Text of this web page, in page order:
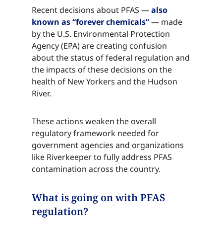
Recent decisions about PFAS — ​​​​‌ ‍ ​‍​‍‌‍ ‌ ​‍‌‍‍‌‌‍‌ ‌‍‍‌‌‍ ‍​‍​‍​ ‍‍​‍​‍‌ ​ ‌‍​‌‌‍ ‍‌‍‍‌‌ ‌​‌ ‍‌​‍ ‍‌‍‍‌‌‍ ​‍​‍​‍ ​​‍​‍‌‍‍​‌ ​‍‌‍‌‌‌‍‌‍​‍​‍​ ‍‍​‍​‍‌‍‍​‌ ‌​‌ ‌​‌ ​​‌ ​ ​ ‍‍​‍ ​‍ ‌‍​ ‌‍ ‌‌ ​ ​‍ ‍‌‍ ‌‌‍​‌‌‍‍‌‌‍ ‍​‍ ‍​ ​‍​ ​​​ ​‍​ ‌​‌ ​‍‌‍‌‌‌‍‌​‌‍‌‌‌ ​ ‌‍‍‌‌‍‌ ‌‍ ‍​‍ ‍‌ ​‍‌‍‍‌‌ ‌‍‌‍‌‌‌ ​‍‌‍‍ ‌‍‌‌‌‍‌‌‌ ​​‌‍‌‌‌ ​‍​‍ ‍‌‍ ‌ ​‍‌‍‌ ​‍ ‌‍‍‌‌‍ ‍‌ ‌​‌‍‌‌‌‍ ‍‌ ‌​​‍ ‌‍‌‌‌‍‌​‌‍‍‌‌ ‌​​‍ ‌‍ ‌‌‍ ‌‍‌​‌‍‌‌​ ‌‌ ​​‌ ​‍‌‍‌‌‌ ​ ‌‍‌‌‌‍ ‍‌ ‌​‌‍​‌‌ ‌​‌‍‍‌‌‍ ‌‍ ‍​ ‍ ‌‍‍‌‌‍‌​​ ‌‌‍​ ​ ​‍‌‍‌‍​ ​​​ ​‌‌‍​ ​ ‌ ​ ‌ ​‍ ‌‌‍​‍​ ‌​​ ​‌‌‍​‌​‍ ‌​ ‌​​ ‌​‌‍​‌​ ‌​​‍ ‌‌‍​‌​ ​​‌‍​‌‌‍‌‌​‍ ‌​ ‌‍​ ‌ ​ ‌‌‌‍​ ​ ‌​​ ‍​​ ‍‌​ ​‍​ ‌ ​ ​ ​ ​​​ ‌​​ ‍ ‌ ‌​‌ ‍‌‌ ​​‌‍‌‌​ ‌‌‍​‌‌ ​‍‌ ‌​‌‍‍‌‌‍​ ‌‍ ​‌‍‌‌​ ‍ ‌ ​​‌‍​‌‌ ‌​‌‍‍​​ ‌‌‍​ ‌‍ ‌‍ ‍‌ ‌​‌‍‌‌‌‍ ‍‌ ‌​​‍‌‌​ ‌‌‌​​‍‌‌ ‌‍‍ ‌‍‌‌‌ ‍‌​‍‌‌​ ​ ‌​‌​​‍‌‌​ ​ ‌​‌​​‍‌‌​ ​‍​ ​‍‌‍​‍‌‍‌​​ ‌‍​ ‌ ​ ‍​​ ‌‍​ ‌‌‌‍‌​​ ​‍​ ​‌​ ‌‍​ ​‌​‍‌‌​ ​‍​ ​‍​‍‌‌​ ‌‌‌​‌​​‍ ‍‌‍​ ‌‍‍​‌‍‍‌‌‍ ​‌‍‌​‌ ​‍‌‍‌‌‌‍ ‍​‍‌‌​ ‌‌‌​​‍‌‌ ‌‍‍ ‌‍‌‌‌ ‍‌​‍‌‌​ ​ ‌​‌​​‍‌‌​ ​ ‌​‌​​‍‌‌​ ​‍​ ​‍‌‍‌‌‌‍‌‍​ ‌‍‌‍‌‍​ ​​‌‍​‌‌‍​ ‌‍​‌​ ‍‌​ ​‌​ ‍‌​ ‌‍​‍‌‌​ ​‍​ ​‍​‍‌‌​ ‌‌‌​‌​​‍ ‍‌ ‌​‌‍‌‌‌ ‍​‌ ‌​​ ‌‍​‍‌‍​‌‌ ​ ‌‍‌‌‌‌‌‌‌ ​‍‌‍ ​​ ‌‌‍‍​‌ ‌​‌ ‌​‌ ​​‌ ​ ​‍‌‌​ ​ ‌​​‌​‍‌‌​ ​‍‌​‌‍​‍‌‌​ ​‍‌​‌‍‌‍​ ‌‍ ‌‌ ​ ​‍ ‍‌‍ ‌‌‍​‌‌‍‍‌‌‍ ‍​‍ ‍​ ​‍​ ​​​ ​‍​ ‌​‌ ​‍‌‍‌‌‌‍‌​‌‍‌‌‌ ​ ‌‍‍‌‌‍‌ ‌‍ ‍​‍ ‍‌ ​‍‌‍‍‌‌ ‌‍‌‍‌‌‌ ​‍‌‍‍ ‌‍‌‌‌‍‌‌‌ ​​‌‍‌‌‌ ​‍​‍ ‍‌‍ ‌ ​‍‌‍‌ ​‍‌‍‌‍‍‌‌‍‌​​ ‌‌‍​ ​ ​‍‌‍‌‍​ ​​​ ​‌‌‍​ ​ ‌ ​ ‌ ​‍ ‌‌‍​‍​ ‌​​ ​‌‌‍​‌​‍ ‌​ ‌​​ ‌​‌‍​‌​ ‌​​‍ ‌‌‍​‌​ ​​‌‍​‌‌‍‌‌​‍ ‌​ ‌‍​ ‌ ​ ‌‌‌‍​ ​ ‌​​ ‍​​ ‍‌​ ​‍​ ‌ ​ ​ ​ ​​​ ‌​​‍‌‍‌ ‌​‌ ‍‌‌ ​​‌‍‌‌​ ‌‌‍​‌‌ ​‍‌ ‌​‌‍‍‌‌‍​ ‌‍ ​‌‍‌‌​‍‌‍‌ ​​‌‍​‌‌ ‌​‌‍‍​​ ‌‌‍​ ‌‍ ‌‍ ‍‌ ‌​‌‍‌‌‌‍ ‍‌ ‌​​‍‌‌​ ‌‌‌​​‍‌‌ ‌‍‍ ‌‍‌‌‌ ‍‌​‍‌‌​ ​ ‌​‌​​‍‌‌​ ​ ‌​‌​​‍‌‌​ ​‍​ ​‍‌‍​‍‌‍‌​​ ‌‍​ ‌ ​ ‍​​ ‌‍​ ‌‌‌‍‌​​ ​‍​ ​‌​ ‌‍​ ​‌​‍‌‌​ ​‍​ ​‍​‍‌‌​ ‌‌‌​‌​​‍ ‍‌‍​ ‌‍‍​‌‍‍‌‌‍ ​‌‍‌​‌ ​‍‌‍‌‌‌‍ ‍​‍‌‌​ ‌‌‌​​‍‌‌ ‌‍‍ ‌‍‌‌‌ ‍‌​‍‌‌​ ​ ‌​‌​​‍‌‌​ ​ ‌​‌​​‍‌‌​ ​‍​ ​‍‌‍‌‌‌‍‌‍​ ‌‍‌‍‌‍​ ​​‌‍​‌‌‍​ ‌‍​‌​ ‍‌​ ​‌​ ‍‌​ ‌‍​‍‌‌​ ​‍​ ​‍​‍‌‌​ ‌‌‌​‌​​‍ ‍‌ ‌​‌‍‌‌‌ ‍​‌ ‌​​‍‌‍‌ ​​‌‍‌‌‌ ​‍‌ ​ ‌ ​​‌‍‌‌‌‍​ ‌ ‌​‌‍‍‌‌ ‌‍‌‍‌‌​ ‌‌ ​​‌ ‌‌‌‍​‍‌‍ ​‌‍‍‌‌ ​ ‌‍‍​‌‍‌‌‌‍‌​​‍​‍‌ ‌also
known as “forever chemicals”​​​​‌ ‍ ​‍​‍‌‍ ‌ ​‍‌‍‍‌‌‍‌ ‌‍‍‌‌‍ ‍​‍​‍​ ‍‍​‍​‍‌ ​ ‌‍​‌‌‍ ‍‌‍‍‌‌ ‌​‌ ‍‌​‍ ‍‌‍‍‌‌‍ ​‍​‍​‍ ​​‍​‍‌‍‍​‌ ​‍‌‍‌‌‌‍‌‍​‍​‍​ ‍‍​‍​‍‌‍‍​‌ ‌​‌ ‌​‌ ​​‌ ​ ​ ‍‍​‍ ​‍ ‌‍​ ‌‍ ‌‌ ​ ​‍ ‍‌‍ ‌‌‍​‌‌‍‍‌‌‍ ‍​‍ ‍​ ​‍​ ​​​ ​‍​ ‌​‌ ​‍‌‍‌‌‌‍‌​‌‍‌‌‌ ​ ‌‍‍‌‌‍‌ ‌‍ ‍​‍ ‍‌ ​‍‌‍‍‌‌ ‌‍‌‍‌‌‌ ​‍‌‍‍ ‌‍‌‌‌‍‌‌‌ ​​‌‍‌‌‌ ​‍​‍ ‍‌‍ ‌ ​‍‌‍‌ ​‍ ‌‍‍‌‌‍ ‍‌ ‌​‌‍‌‌‌‍ ‍‌ ‌​​‍ ‌‍‌‌‌‍‌​‌‍‍‌‌ ‌​​‍ ‌‍ ‌‌‍ ‌‍‌​‌‍‌‌​ ‌‌ ​​‌ ​‍‌‍‌‌‌ ​ ‌‍‌‌‌‍ ‍‌ ‌​‌‍​‌‌ ‌​‌‍‍‌‌‍ ‌‍ ‍​ ‍ ‌‍‍‌‌‍‌​​ ‌‌‍​ ​ ​‍‌‍‌‍​ ​​​ ​‌‌‍​ ​ ‌ ​ ‌ ​‍ ‌‌‍​‍​ ‌​​ ​‌‌‍​‌​‍ ‌​ ‌​​ ‌​‌‍​‌​ ‌​​‍ ‌‌‍​‌​ ​​‌‍​‌‌‍‌‌​‍ ‌​ ‌‍​ ‌ ​ ‌‌‌‍​ ​ ‌​​ ‍​​ ‍‌​ ​‍​ ‌ ​ ​ ​ ​​​ ‌​​ ‍ ‌ ‌​‌ ‍‌‌ ​​‌‍‌‌​ ‌‌‍​‌‌ ​‍‌ ‌​‌‍‍‌‌‍​ ‌‍ ​‌‍‌‌​ ‍ ‌ ​​‌‍​‌‌ ‌​‌‍‍​​ ‌‌‍​ ‌‍ ‌‍ ‍‌ ‌​‌‍‌‌‌‍ ‍‌ ‌​​‍‌‌​ ‌‌‌​​‍‌‌ ‌‍‍ ‌‍‌‌‌ ‍‌​‍‌‌​ ​ ‌​‌​​‍‌‌​ ​ ‌​‌​​‍‌‌​ ​‍​ ​‍‌‍​‍‌‍‌​​ ‌‍​ ‌ ​ ‍​​ ‌‍​ ‌‌‌‍‌​​ ​‍​ ​‌​ ‌‍​ ​‌​‍‌‌​ ​‍​ ​‍​‍‌‌​ ‌‌‌​‌​​‍ ‍‌‍​ ‌‍‍​‌‍‍‌‌‍ ​‌‍‌​‌ ​‍‌‍‌‌‌‍ ‍​‍‌‌​ ‌‌‌​​‍‌‌ ‌‍‍ ‌‍‌‌‌ ‍‌​‍‌‌​ ​ ‌​‌​​‍‌‌​ ​ ‌​‌​​‍‌‌​ ​‍​ ​‍​ ‍‌‌‍‌‍​ ‌‌​ ​‍​ ‍‌​ ‍‌​ ​ ‌‍​ ‌‍​ ‌‍​‍‌‍‌‍‌‍​ ​‍‌‌​ ​‍​ ​‍​‍‌‌​ ‌‌‌​‌​​‍ ‍‌ ‌​‌‍‌‌‌ ‍​‌ ‌​​ ‌‍​‍‌‍​‌‌ ​ ‌‍‌‌‌‌‌‌‌ ​‍‌‍ ​​ ‌‌‍‍​‌ ‌​‌ ‌​‌ ​​‌ ​ ​‍‌‌​ ​ ‌​​‌​‍‌‌​ ​‍‌​‌‍​‍‌‌​ ​‍‌​‌‍‌‍​ ‌‍ ‌‌ ​ ​‍ ‍‌‍ ‌‌‍​‌‌‍‍‌‌‍ ‍​‍ ‍​ ​‍​ ​​​ ​‍​ ‌​‌ ​‍‌‍‌‌‌‍‌​‌‍‌‌‌ ​ ‌‍‍‌‌‍‌ ‌‍ ‍​‍ ‍‌ ​‍‌‍‍‌‌ ‌‍‌‍‌‌‌ ​‍‌‍‍ ‌‍‌‌‌‍‌‌‌ ​​‌‍‌‌‌ ​‍​‍ ‍‌‍ ‌ ​‍‌‍‌ ​‍‌‍‌‍‍‌‌‍‌​​ ‌‌‍​ ​ ​‍‌‍‌‍​ ​​​ ​‌‌‍​ ​ ‌ ​ ‌ ​‍ ‌‌‍​‍​ ‌​​ ​‌‌‍​‌​‍ ‌​ ‌​​ ‌​‌‍​‌​ ‌​​‍ ‌‌‍​‌​ ​​‌‍​‌‌‍‌‌​‍ ‌​ ‌‍​ ‌ ​ ‌‌‌‍​ ​ ‌​​ ‍​​ ‍‌​ ​‍​ ‌ ​ ​ ​ ​​​ ‌​​‍‌‍‌ ‌​‌ ‍‌‌ ​​‌‍‌‌​ ‌‌‍​‌‌ ​‍‌ ‌​‌‍‍‌‌‍​ ‌‍ ​‌‍‌‌​‍‌‍‌ ​​‌‍​‌‌ ‌​‌‍‍​​ ‌‌‍​ ‌‍ ‌‍ ‍‌ ‌​‌‍‌‌‌‍ ‍‌ ‌​​‍‌‌​ ‌‌‌​​‍‌‌ ‌‍‍ ‌‍‌‌‌ ‍‌​‍‌‌​ ​ ‌​‌​​‍‌‌​ ​ ‌​‌​​‍‌‌​ ​‍​ ​‍‌‍​‍‌‍‌​​ ‌‍​ ‌ ​ ‍​​ ‌‍​ ‌‌‌‍‌​​ ​‍​ ​‌​ ‌‍​ ​‌​‍‌‌​ ​‍​ ​‍​‍‌‌​ ‌‌‌​‌​​‍ ‍‌‍​ ‌‍‍​‌‍‍‌‌‍ ​‌‍‌​‌ ​‍‌‍‌‌‌‍ ‍​‍‌‌​ ‌‌‌​​‍‌‌ ‌‍‍ ‌‍‌‌‌ ‍‌​‍‌‌​ ​ ‌​‌​​‍‌‌​ ​ ‌​‌​​‍‌‌​ ​‍​ ​‍​ ‍‌‌‍‌‍​ ‌‌​ ​‍​ ‍‌​ ‍‌​ ​ ‌‍​ ‌‍​ ‌‍​‍‌‍‌‍‌‍​ ​‍‌‌​ ​‍​ ​‍​‍‌‌​ ‌‌‌​‌​​‍ ‍‌ ‌​‌‍‌‌‌ ‍​‌ ‌​​‍‌‍‌ ​​‌‍‌‌‌ ​‍‌ ​ ‌ ​​‌‍‌‌‌‍​ ‌ ‌​‌‍‍‌‌ ‌‍‌‍‌‌​ ‌‌ ​​‌ ‌‌‌‍​‍‌‍ ​‌‍‍‌‌ ​ ‌‍‍​‌‍‌‌‌‍‌​​‍​‍‌ ‌— made
by the U.S. Environmental Protection
Agency (EPA) are creating confusion
about the status of federal regulation and
the impacts of these decisions on the
health of New Yorkers and the Hudson
River.​​​​‌ ‍ ​‍​‍‌‍ ‌ ​‍‌‍‍‌‌‍‌ ‌‍‍‌‌‍ ‍​‍​‍​ ‍‍​‍​‍‌ ​ ‌‍​‌‌‍ ‍‌‍‍‌‌ ‌​‌ ‍‌​‍ ‍‌‍‍‌‌‍ ​‍​‍​‍ ​​‍​‍‌‍‍​‌ ​‍‌‍‌‌‌‍‌‍​‍​‍​ ‍‍​‍​‍‌‍‍​‌ ‌​‌ ‌​‌ ​​‌ ​ ​ ‍‍​‍ ​‍ ‌‍​ ‌‍ ‌‌ ​ ​‍ ‍‌‍ ‌‌‍​‌‌‍‍‌‌‍ ‍​‍ ‍​ ​‍​ ​​​ ​‍​ ‌​‌ ​‍‌‍‌‌‌‍‌​‌‍‌‌‌ ​ ‌‍‍‌‌‍‌ ‌‍ ‍​‍ ‍‌ ​‍‌‍‍‌‌ ‌‍‌‍‌‌‌ ​‍‌‍‍ ‌‍‌‌‌‍‌‌‌ ​​‌‍‌‌‌ ​‍​‍ ‍‌‍ ‌ ​‍‌‍‌ ​‍ ‌‍‍‌‌‍ ‍‌ ‌​‌‍‌‌‌‍ ‍‌ ‌​​‍ ‌‍‌‌‌‍‌​‌‍‍‌‌ ‌​​‍ ‌‍ ‌‌‍ ‌‍‌​‌‍‌‌​ ‌‌ ​​‌ ​‍‌‍‌‌‌ ​ ‌‍‌‌‌‍ ‍‌ ‌​‌‍​‌‌ ‌​‌‍‍‌‌‍ ‌‍ ‍​ ‍ ‌‍‍‌‌‍‌​​ ‌‌‍​ ​ ​‍‌‍‌‍​ ​​​ ​‌‌‍​ ​ ‌ ​ ‌ ​‍ ‌‌‍​‍​ ‌​​ ​‌‌‍​‌​‍ ‌​ ‌​​ ‌​‌‍​‌​ ‌​​‍ ‌‌‍​‌​ ​​‌‍​‌‌‍‌‌​‍ ‌​ ‌‍​ ‌ ​ ‌‌‌‍​ ​ ‌​​ ‍​​ ‍‌​ ​‍​ ‌ ​ ​ ​ ​​​ ‌​​ ‍ ‌ ‌​‌ ‍‌‌ ​​‌‍‌‌​ ‌‌‍​‌‌ ​‍‌ ‌​‌‍‍‌‌‍​ ‌‍ ​‌‍‌‌​ ‍ ‌ ​​‌‍​‌‌ ‌​‌‍‍​​ ‌‌‍​ ‌‍ ‌‍ ‍‌ ‌​‌‍‌‌‌‍ ‍‌ ‌​​‍‌‌​ ‌‌‌​​‍‌‌ ‌‍‍ ‌‍‌‌‌ ‍‌​‍‌‌​ ​ ‌​‌​​‍‌‌​ ​ ‌​‌​​‍‌‌​ ​‍​ ​‍‌‍​‍‌‍‌​​ ‌‍​ ‌ ​ ‍​​ ‌‍​ ‌‌‌‍‌​​ ​‍​ ​‌​ ‌‍​ ​‌​‍‌‌​ ​‍​ ​‍​‍‌‌​ ‌‌‌​‌​​‍ ‍‌‍​ ‌‍‍​‌‍‍‌‌‍ ​‌‍‌​‌ ​‍‌‍‌‌‌‍ ‍​‍‌‌​ ‌‌‌​​‍‌‌ ‌‍‍ ‌‍‌‌‌ ‍‌​‍‌‌​ ​ ‌​‌​​‍‌‌​ ​ ‌​‌​​‍‌‌​ ​‍​ ​‍​ ​​​ ‍‌​ ‍​​ ‍​​ ‍‌​ ‌‌​ ‌‍​ ‌‍​ ​‍​ ‌​​ ‍​​ ​ ​‍‌‌​ ​‍​ ​‍​‍‌‌​ ‌‌‌​‌​​‍ ‍‌ ‌​‌‍‌‌‌ ‍​‌ ‌​​ ‌‍​‍‌‍​‌‌ ​ ‌‍‌‌‌‌‌‌‌ ​‍‌‍ ​​ ‌‌‍‍​‌ ‌​‌ ‌​‌ ​​‌ ​ ​‍‌‌​ ​ ‌​​‌​‍‌‌​ ​‍‌​‌‍​‍‌‌​ ​‍‌​‌‍‌‍​ ‌‍ ‌‌ ​ ​‍ ‍‌‍ ‌‌‍​‌‌‍‍‌‌‍ ‍​‍ ‍​ ​‍​ ​​​ ​‍​ ‌​‌ ​‍‌‍‌‌‌‍‌​‌‍‌‌‌ ​ ‌‍‍‌‌‍‌ ‌‍ ‍​‍ ‍‌ ​‍‌‍‍‌‌ ‌‍‌‍‌‌‌ ​‍‌‍‍ ‌‍‌‌‌‍‌‌‌ ​​‌‍‌‌‌ ​‍​‍ ‍‌‍ ‌ ​‍‌‍‌ ​‍‌‍‌‍‍‌‌‍‌​​ ‌‌‍​ ​ ​‍‌‍‌‍​ ​​​ ​‌‌‍​ ​ ‌ ​ ‌ ​‍ ‌‌‍​‍​ ‌​​ ​‌‌‍​‌​‍ ‌​ ‌​​ ‌​‌‍​‌​ ‌​​‍ ‌‌‍​‌​ ​​‌‍​‌‌‍‌‌​‍ ‌​ ‌‍​ ‌ ​ ‌‌‌‍​ ​ ‌​​ ‍​​ ‍‌​ ​‍​ ‌ ​ ​ ​ ​​​ ‌​​‍‌‍‌ ‌​‌ ‍‌‌ ​​‌‍‌‌​ ‌‌‍​‌‌ ​‍‌ ‌​‌‍‍‌‌‍​ ‌‍ ​‌‍‌‌​‍‌‍‌ ​​‌‍​‌‌ ‌​‌‍‍​​ ‌‌‍​ ‌‍ ‌‍ ‍‌ ‌​‌‍‌‌‌‍ ‍‌ ‌​​‍‌‌​ ‌‌‌​​‍‌‌ ‌‍‍ ‌‍‌‌‌ ‍‌​‍‌‌​ ​ ‌​‌​​‍‌‌​ ​ ‌​‌​​‍‌‌​ ​‍​ ​‍‌‍​‍‌‍‌​​ ‌‍​ ‌ ​ ‍​​ ‌‍​ ‌‌‌‍‌​​ ​‍​ ​‌​ ‌‍​ ​‌​‍‌‌​ ​‍​ ​‍​‍‌‌​ ‌‌‌​‌​​‍ ‍‌‍​ ‌‍‍​‌‍‍‌‌‍ ​‌‍‌​‌ ​‍‌‍‌‌‌‍ ‍​‍‌‌​ ‌‌‌​​‍‌‌ ‌‍‍ ‌‍‌‌‌ ‍‌​‍‌‌​ ​ ‌​‌​​‍‌‌​ ​ ‌​‌​​‍‌‌​ ​‍​ ​‍​ ​​​ ‍‌​ ‍​​ ‍​​ ‍‌​ ‌‌​ ‌‍​ ‌‍​ ​‍​ ‌​​ ‍​​ ​ ​‍‌‌​ ​‍​ ​‍​‍‌‌​ ‌‌‌​‌​​‍ ‍‌ ‌​‌‍‌‌‌ ‍​‌ ‌​​‍‌‍‌ ​​‌‍‌‌‌ ​‍‌ ​ ‌ ​​‌‍‌‌‌‍​ ‌ ‌​‌‍‍‌‌ ‌‍‌‍‌‌​ ‌‌ ​​‌ ‌‌‌‍​‍‌‍ ​‌‍‍‌‌ ​ ‌‍‍​‌‍‌‌‌‍‌​​‍​‍‌ ‌
These actions weaken the overall
regulatory framework needed for
government agencies and organizations
like Riverkeeper to fully address PFAS
contamination across the country.​​​​‌ ‍ ​‍​‍‌‍ ‌ ​‍‌‍‍‌‌‍‌ ‌‍‍‌‌‍ ‍​‍​‍​ ‍‍​‍​‍‌ ​ ‌‍​‌‌‍ ‍‌‍‍‌‌ ‌​‌ ‍‌​‍ ‍‌‍‍‌‌‍ ​‍​‍​‍ ​​‍​‍‌‍‍​‌ ​‍‌‍‌‌‌‍‌‍​‍​‍​ ‍‍​‍​‍‌‍‍​‌ ‌​‌ ‌​‌ ​​‌ ​ ​ ‍‍​‍ ​‍ ‌‍​ ‌‍ ‌‌ ​ ​‍ ‍‌‍ ‌‌‍​‌‌‍‍‌‌‍ ‍​‍ ‍​ ​‍​ ​​​ ​‍​ ‌​‌ ​‍‌‍‌‌‌‍‌​‌‍‌‌‌ ​ ‌‍‍‌‌‍‌ ‌‍ ‍​‍ ‍‌ ​‍‌‍‍‌‌ ‌‍‌‍‌‌‌ ​‍‌‍‍ ‌‍‌‌‌‍‌‌‌ ​​‌‍‌‌‌ ​‍​‍ ‍‌‍ ‌ ​‍‌‍‌ ​‍ ‌‍‍‌‌‍ ‍‌ ‌​‌‍‌‌‌‍ ‍‌ ‌​​‍ ‌‍‌‌‌‍‌​‌‍‍‌‌ ‌​​‍ ‌‍ ‌‌‍ ‌‍‌​‌‍‌‌​ ‌‌ ​​‌ ​‍‌‍‌‌‌ ​ ‌‍‌‌‌‍ ‍‌ ‌​‌‍​‌‌ ‌​‌‍‍‌‌‍ ‌‍ ‍​ ‍ ‌‍‍‌‌‍‌​​ ‌‌‍​ ​ ​‍‌‍‌‍​ ​​​ ​‌‌‍​ ​ ‌ ​ ‌ ​‍ ‌‌‍​‍​ ‌​​ ​‌‌‍​‌​‍ ‌​ ‌​​ ‌​‌‍​‌​ ‌​​‍ ‌‌‍​‌​ ​​‌‍​‌‌‍‌‌​‍ ‌​ ‌‍​ ‌ ​ ‌‌‌‍​ ​ ‌​​ ‍​​ ‍‌​ ​‍​ ‌ ​ ​ ​ ​​​ ‌​​ ‍ ‌ ‌​‌ ‍‌‌ ​​‌‍‌‌​ ‌‌‍​‌‌ ​‍‌ ‌​‌‍‍‌‌‍​ ‌‍ ​‌‍‌‌​ ‍ ‌ ​​‌‍​‌‌ ‌​‌‍‍​​ ‌‌‍​ ‌‍ ‌‍ ‍‌ ‌​‌‍‌‌‌‍ ‍‌ ‌​​‍‌‌​ ‌‌‌​​‍‌‌ ‌‍‍ ‌‍‌‌‌ ‍‌​‍‌‌​ ​ ‌​‌​​‍‌‌​ ​ ‌​‌​​‍‌‌​ ​‍​ ​‍‌‍​‌‌‍​‌​ ‍‌​ ​ ​ ‌‍‌‍‌‍​ ‍​​ ‌ ​ ‍​​ ‍‌‌‍​‌​ ‌‍​‍‌‌​ ​‍​ ​‍​‍‌‌​ ‌‌‌​‌​​‍ ‍‌‍​ ‌‍‍​‌‍‍‌‌‍ ​‌‍‌​‌ ​‍‌‍‌‌‌‍ ‍​‍‌‌​ ‌‌‌​​‍‌‌ ‌‍‍ ‌‍‌‌‌ ‍‌​‍‌‌​ ​ ‌​‌​​‍‌‌​ ​ ‌​‌​​‍‌‌​ ​‍​ ​‍​ ‌ ​ ​ ‌‍​ ‌‍‌‍‌‍‌‌‌‍‌​​ ​​​ ​‌​ ‌​​ ​‌​ ​ ​ ​ ​‍‌‌​ ​‍​ ​‍​‍‌‌​ ‌‌‌​‌​​‍ ‍‌ ‌​‌‍‌‌‌ ‍​‌ ‌​​ ‌‍​‍‌‍​‌‌ ​ ‌‍‌‌‌‌‌‌‌ ​‍‌‍ ​​ ‌‌‍‍​‌ ‌​‌ ‌​‌ ​​‌ ​ ​‍‌‌​ ​ ‌​​‌​‍‌‌​ ​‍‌​‌‍​‍‌‌​ ​‍‌​‌‍‌‍​ ‌‍ ‌‌ ​ ​‍ ‍‌‍ ‌‌‍​‌‌‍‍‌‌‍ ‍​‍ ‍​ ​‍​ ​​​ ​‍​ ‌​‌ ​‍‌‍‌‌‌‍‌​‌‍‌‌‌ ​ ‌‍‍‌‌‍‌ ‌‍ ‍​‍ ‍‌ ​‍‌‍‍‌‌ ‌‍‌‍‌‌‌ ​‍‌‍‍ ‌‍‌‌‌‍‌‌‌ ​​‌‍‌‌‌ ​‍​‍ ‍‌‍ ‌ ​‍‌‍‌ ​‍‌‍‌‍‍‌‌‍‌​​ ‌‌‍​ ​ ​‍‌‍‌‍​ ​​​ ​‌‌‍​ ​ ‌ ​ ‌ ​‍ ‌‌‍​‍​ ‌​​ ​‌‌‍​‌​‍ ‌​ ‌​​ ‌​‌‍​‌​ ‌​​‍ ‌‌‍​‌​ ​​‌‍​‌‌‍‌‌​‍ ‌​ ‌‍​ ‌ ​ ‌‌‌‍​ ​ ‌​​ ‍​​ ‍‌​ ​‍​ ‌ ​ ​ ​ ​​​ ‌​​‍‌‍‌ ‌​‌ ‍‌‌ ​​‌‍‌‌​ ‌‌‍​‌‌ ​‍‌ ‌​‌‍‍‌‌‍​ ‌‍ ​‌‍‌‌​‍‌‍‌ ​​‌‍​‌‌ ‌​‌‍‍​​ ‌‌‍​ ‌‍ ‌‍ ‍‌ ‌​‌‍‌‌‌‍ ‍‌ ‌​​‍‌‌​ ‌‌‌​​‍‌‌ ‌‍‍ ‌‍‌‌‌ ‍‌​‍‌‌​ ​ ‌​‌​​‍‌‌​ ​ ‌​‌​​‍‌‌​ ​‍​ ​‍‌‍​‌‌‍​‌​ ‍‌​ ​ ​ ‌‍‌‍‌‍​ ‍​​ ‌ ​ ‍​​ ‍‌‌‍​‌​ ‌‍​‍‌‌​ ​‍​ ​‍​‍‌‌​ ‌‌‌​‌​​‍ ‍‌‍​ ‌‍‍​‌‍‍‌‌‍ ​‌‍‌​‌ ​‍‌‍‌‌‌‍ ‍​‍‌‌​ ‌‌‌​​‍‌‌ ‌‍‍ ‌‍‌‌‌ ‍‌​‍‌‌​ ​ ‌​‌​​‍‌‌​ ​ ‌​‌​​‍‌‌​ ​‍​ ​‍​ ‌ ​ ​ ‌‍​ ‌‍‌‍‌‍‌‌‌‍‌​​ ​​​ ​‌​ ‌​​ ​‌​ ​ ​ ​ ​‍‌‌​ ​‍​ ​‍​‍‌‌​ ‌‌‌​‌​​‍ ‍‌ ‌​‌‍‌‌‌ ‍​‌ ‌​​‍‌‍‌ ​​‌‍‌‌‌ ​‍‌ ​ ‌ ​​‌‍‌‌‌‍​ ‌ ‌​‌‍‍‌‌ ‌‍‌‍‌‌​ ‌‌ ​​‌ ‌‌‌‍​‍‌‍ ​‌‍‍‌‌ ​ ‌‍‍​‌‍‌‌‌‍‌​​‍​‍‌ ‌
What is going on with PFAS
regulation?​​​​‌ ‍ ​‍​‍‌‍ ‌ ​‍‌‍‍‌‌‍‌ ‌‍‍‌‌‍ ‍​‍​‍​ ‍‍​‍​‍‌ ​ ‌‍​‌‌‍ ‍‌‍‍‌‌ ‌​‌ ‍‌​‍ ‍‌‍‍‌‌‍ ​‍​‍​‍ ​​‍​‍‌‍‍​‌ ​‍‌‍‌‌‌‍‌‍​‍​‍​ ‍‍​‍​‍‌‍‍​‌ ‌​‌ ‌​‌ ​​‌ ​ ​ ‍‍​‍ ​‍ ‌‍​ ‌‍ ‌‌ ​ ​‍ ‍‌‍ ‌‌‍​‌‌‍‍‌‌‍ ‍​‍ ‍​ ​‍​ ​​​ ​‍​ ‌​‌ ​‍‌‍‌‌‌‍‌​‌‍‌‌‌ ​ ‌‍‍‌‌‍‌ ‌‍ ‍​‍ ‍‌ ​‍‌‍‍‌‌ ‌‍‌‍‌‌‌ ​‍‌‍‍ ‌‍‌‌‌‍‌‌‌ ​​‌‍‌‌‌ ​‍​‍ ‍‌‍ ‌ ​‍‌‍‌ ​‍ ‌‍‍‌‌‍ ‍‌ ‌​‌‍‌‌‌‍ ‍‌ ‌​​‍ ‌‍‌‌‌‍‌​‌‍‍‌‌ ‌​​‍ ‌‍ ‌‌‍ ‌‍‌​‌‍‌‌​ ‌‌ ​​‌ ​‍‌‍‌‌‌ ​ ‌‍‌‌‌‍ ‍‌ ‌​‌‍​‌‌ ‌​‌‍‍‌‌‍ ‌‍ ‍​ ‍ ‌‍‍‌‌‍‌​​ ‌‌‍​ ​ ​‍‌‍‌‍​ ​​​ ​‌‌‍​ ​ ‌ ​ ‌ ​‍ ‌‌‍​‍​ ‌​​ ​‌‌‍​‌​‍ ‌​ ‌​​ ‌​‌‍​‌​ ‌​​‍ ‌‌‍​‌​ ​​‌‍​‌‌‍‌‌​‍ ‌​ ‌‍​ ‌ ​ ‌‌‌‍​ ​ ‌​​ ‍​​ ‍‌​ ​‍​ ‌ ​ ​ ​ ​​​ ‌​​ ‍ ‌ ‌​‌ ‍‌‌ ​​‌‍‌‌​ ‌‌‍​‌‌ ​‍‌ ‌​‌‍‍‌‌‍​ ‌‍ ​‌‍‌‌​ ‍ ‌ ​​‌‍​‌‌ ‌​‌‍‍​​ ‌‌‍​ ‌‍ ‌‍ ‍‌ ‌​‌‍‌‌‌‍ ‍‌ ‌​​‍‌‌​ ‌‌‌​​‍‌‌ ‌‍‍ ‌‍‌‌‌ ‍‌​‍‌‌​ ​ ‌​‌​​‍‌‌​ ​ ‌​‌​​‍‌‌​ ​‍​ ​‍​ ​ ​ ‌​‌‍‌‌​ ​​​ ​​​ ​‌‌‍‌​‌‍‌​​ ‍‌‌‍​ ‌‍​ ‌‍​‌​‍‌‌​ ​‍​ ​‍​‍‌‌​ ‌‌‌​‌​​‍ ‍‌‍​ ‌‍‍​‌‍‍‌‌‍ ​‌‍‌​‌ ​‍‌‍‌‌‌‍ ‍​‍‌‌​ ‌‌‌​​‍‌‌ ‌‍‍ ‌‍‌‌‌ ‍‌​‍‌‌​ ​ ‌​‌​​‍‌‌​ ​ ‌​‌​​‍‌‌​ ​‍​ ​‍‌‍​‌​ ​ ​ ‌‌​ ​​​ ​​​ ​​​ ‌​​ ​‌​ ‌‍​ ​ ‌‍​‍​ ‌​​‍‌‌​ ​‍​ ​‍​‍‌‌​ ‌‌‌​‌​​‍ ‍‌ ‌​‌‍‌‌‌ ‍​‌ ‌​​ ‌‍​‍‌‍​‌‌ ​ ‌‍‌‌‌‌‌‌‌ ​‍‌‍ ​​ ‌‌‍‍​‌ ‌​‌ ‌​‌ ​​‌ ​ ​‍‌‌​ ​ ‌​​‌​‍‌‌​ ​‍‌​‌‍​‍‌‌​ ​‍‌​‌‍‌‍​ ‌‍ ‌‌ ​ ​‍ ‍‌‍ ‌‌‍​‌‌‍‍‌‌‍ ‍​‍ ‍​ ​‍​ ​​​ ​‍​ ‌​‌ ​‍‌‍‌‌‌‍‌​‌‍‌‌‌ ​ ‌‍‍‌‌‍‌ ‌‍ ‍​‍ ‍‌ ​‍‌‍‍‌‌ ‌‍‌‍‌‌‌ ​‍‌‍‍ ‌‍‌‌‌‍‌‌‌ ​​‌‍‌‌‌ ​‍​‍ ‍‌‍ ‌ ​‍‌‍‌ ​‍‌‍‌‍‍‌‌‍‌​​ ‌‌‍​ ​ ​‍‌‍‌‍​ ​​​ ​‌‌‍​ ​ ‌ ​ ‌ ​‍ ‌‌‍​‍​ ‌​​ ​‌‌‍​‌​‍ ‌​ ‌​​ ‌​‌‍​‌​ ‌​​‍ ‌‌‍​‌​ ​​‌‍​‌‌‍‌‌​‍ ‌​ ‌‍​ ‌ ​ ‌‌‌‍​ ​ ‌​​ ‍​​ ‍‌​ ​‍​ ‌ ​ ​ ​ ​​​ ‌​​‍‌‍‌ ‌​‌ ‍‌‌ ​​‌‍‌‌​ ‌‌‍​‌‌ ​‍‌ ‌​‌‍‍‌‌‍​ ‌‍ ​‌‍‌‌​‍‌‍‌ ​​‌‍​‌‌ ‌​‌‍‍​​ ‌‌‍​ ‌‍ ‌‍ ‍‌ ‌​‌‍‌‌‌‍ ‍‌ ‌​​‍‌‌​ ‌‌‌​​‍‌‌ ‌‍‍ ‌‍‌‌‌ ‍‌​‍‌‌​ ​ ‌​‌​​‍‌‌​ ​ ‌​‌​​‍‌‌​ ​‍​ ​‍​ ​ ​ ‌​‌‍‌‌​ ​​​ ​​​ ​‌‌‍‌​‌‍‌​​ ‍‌‌‍​ ‌‍​ ‌‍​‌​‍‌‌​ ​‍​ ​‍​‍‌‌​ ‌‌‌​‌​​‍ ‍‌‍​ ‌‍‍​‌‍‍‌‌‍ ​‌‍‌​‌ ​‍‌‍‌‌‌‍ ‍​‍‌‌​ ‌‌‌​​‍‌‌ ‌‍‍ ‌‍‌‌‌ ‍‌​‍‌‌​ ​ ‌​‌​​‍‌‌​ ​ ‌​‌​​‍‌‌​ ​‍​ ​‍‌‍​‌​ ​ ​ ‌‌​ ​​​ ​​​ ​​​ ‌​​ ​‌​ ‌‍​ ​ ‌‍​‍​ ‌​​‍‌‌​ ​‍​ ​‍​‍‌‌​ ‌‌‌​‌​​‍ ‍‌ ‌​‌‍‌‌‌ ‍​‌ ‌​​‍‌‍‌ ​​‌‍‌‌‌ ​‍‌ ​ ‌ ​​‌‍‌‌‌‍​ ‌ ‌​‌‍‍‌‌ ‌‍‌‍‌‌​ ‌‌ ​​‌ ‌‌‌‍​‍‌‍ ​‌‍‍‌‌ ​ ‌‍‍​‌‍‌‌‌‍‌​​‍​‍‌ ‌